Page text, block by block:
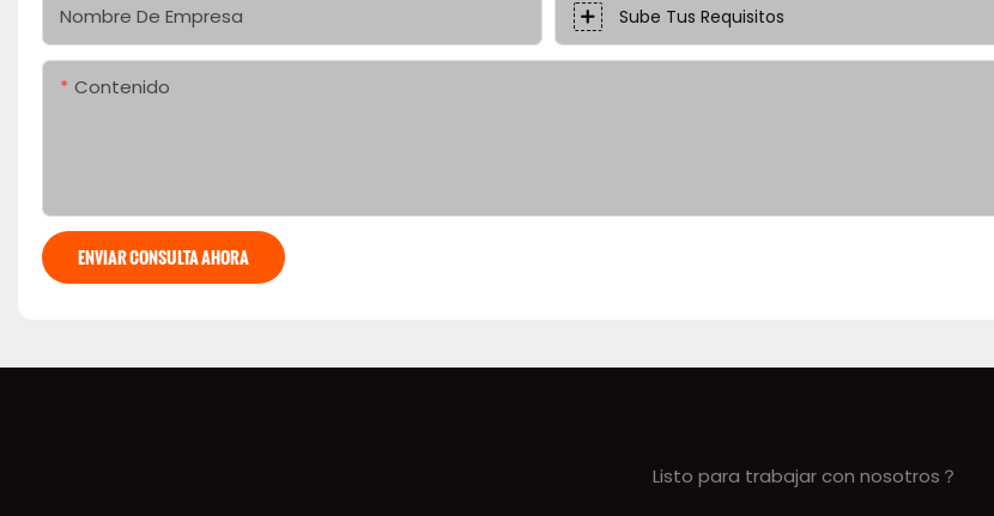
Nombre De Empresa Sube Tus Requisitos
Contenido
ENVIAR CONSULTA AHORA
Listo para trabajar con nosotros？